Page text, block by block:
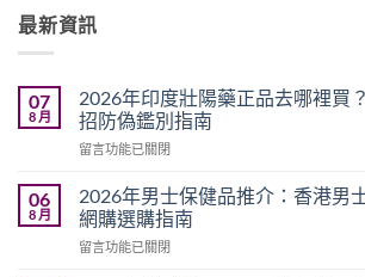
最新資訊
07
8 月
2026年印度壯陽藥正品去哪裡買
招防偽鑑別指南
在
年
印
度
壯
留言功能已關閉
06
8 月
2026年男士保健品推介：香港男
網購選購指南
在
留言功能已關閉